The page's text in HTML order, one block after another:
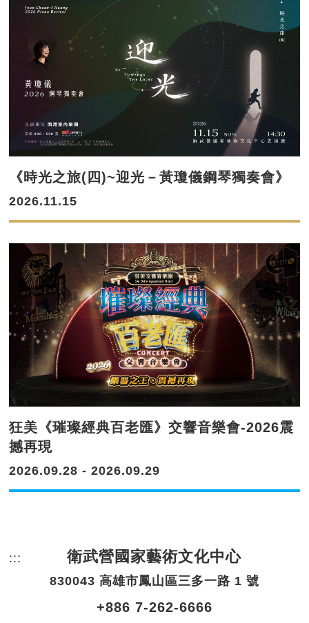
《時光之旅(四)~迎光－黃瓊儀鋼琴獨奏會》
2026.11.15
狂美《璀璨經典百老匯》交響音樂會-2026震
撼再現
2026.09.28 - 2026.09.29
::: 頁尾網站資訊。
衛武營國家藝術文化中心
830043 高雄市鳳山區三多一路 1 號
+886 7-262-6666